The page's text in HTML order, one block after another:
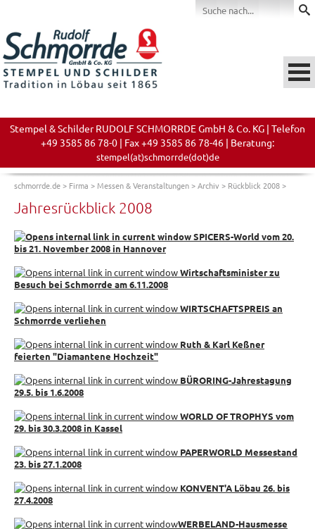
Stempel & Schilder RUDOLF SCHMORRDE GmbH & Co. KG | Telefon
+49 3585 86 78-0 | Fax +49 3585 86 78-46 | Beratung:
stempel(at)schmorrde(dot)de
schmorrde.de> Firma > Messen & Veranstaltungen>Archiv > Rückblick 2008>
Jahresrückblick 2008
SPICERS-World vom 20.
bis 21. November 2008 in Hannover
Wirtschaftsminister zu
Besuch bei Schmorrde am 6.11.2008
WIRTSCHAFTSPREIS an
Schmorrde verliehen
Ruth & Karl Keßner
feierten "Diamantene Hochzeit"
BÜRORING-Jahrestagung
29.5. bis 1.6.2008
WORLD OF TROPHYS vom
29. bis 30.3.2008 in Kassel
PAPERWORLD Messestand
23. bis 27.1.2008
KONVENT'A Löbau 26. bis
27.4.2008
WERBELAND-Hausmesse